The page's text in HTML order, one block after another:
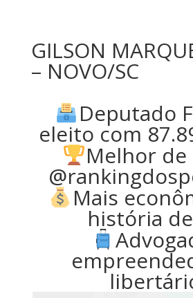
GILSON
– NOVO/SC
Deputado
eleito com
Melhor de
Mais
história de